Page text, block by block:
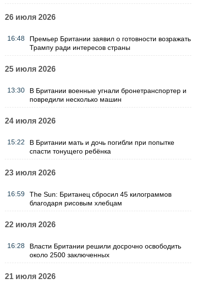
26 июля 2026
16:48
Премьер Британии заявил о готовности возражать
Трампу ради интересов страны
25 июля 2026
13:30
В Британии военные угнали бронетранспортер и
повредили несколько машин
24 июля 2026
15:22
В Британии мать и дочь погибли при попытке
спасти тонущего ребёнка
23 июля 2026
16:59
The Sun: Британец сбросил 45 килограммов
благодаря рисовым хлебцам
22 июля 2026
16:28
Власти Британии решили досрочно освободить
около 2500 заключенных
21 июля 2026